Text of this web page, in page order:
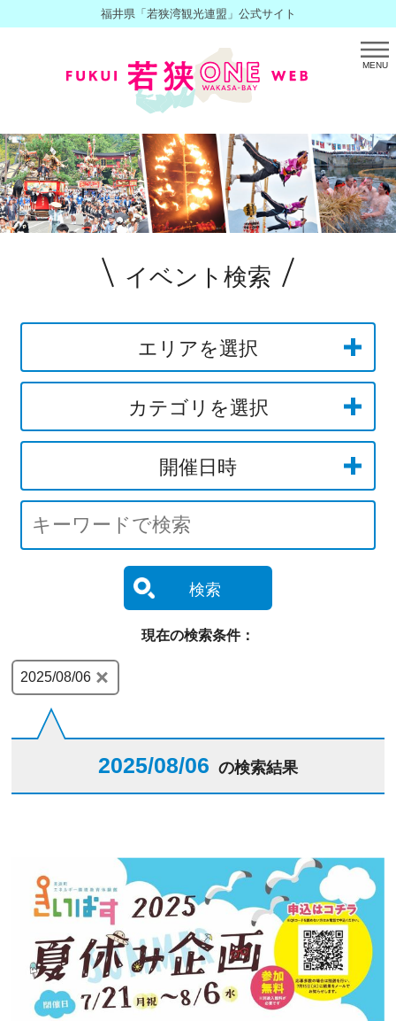
福井県「若狭湾観光連盟」公式サイト
MENU
イベント検索
エリアを選択
カテゴリを選択
開催日時
検索
現在の検索条件：
2025/08/06
2025/08/06 の検索結果